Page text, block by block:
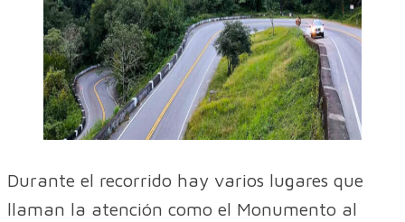
Durante el recorrido hay varios lugares que
llaman la atención como el Monumento al